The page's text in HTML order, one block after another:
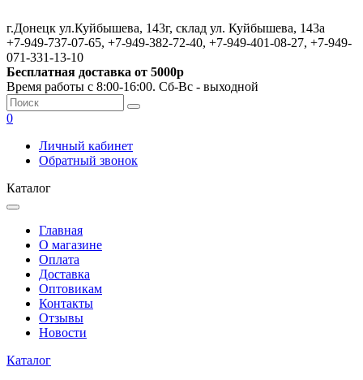
г.Донецк ул.Куйбышева, 143г, склад ул. Куйбышева, 143а
+7-949-737-07-65, +7-949-382-72-40, +7-949-401-08-27, +7-949-
071-331-13-10
Бесплатная доставка от 5000р
Время работы с 8:00-16:00. Сб-Вс - выходной
0
Личный кабинет
Обратный звонок
Каталог
Главная
О магазине
Оплата
Доставка
Оптовикам
Контакты
Отзывы
Новости
Каталог